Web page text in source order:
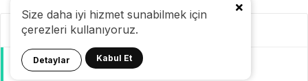
Size daha iyi hizmet sunabilmek için
çerezleri kullanıyoruz.
Detaylar Kabul Et
Kategoriler
GeziBlog